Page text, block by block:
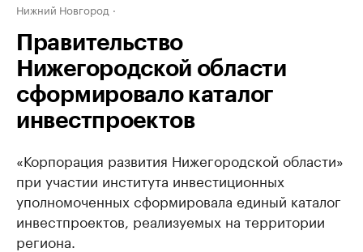
Нижний Новгород
Правительство
Нижегородской области
сформировало каталог
инвестпроектов
«Корпорация развития Нижегородской области»
при участии института инвестиционных
уполномоченных сформировала единый каталог
инвестпроектов, реализуемых на территории
региона.